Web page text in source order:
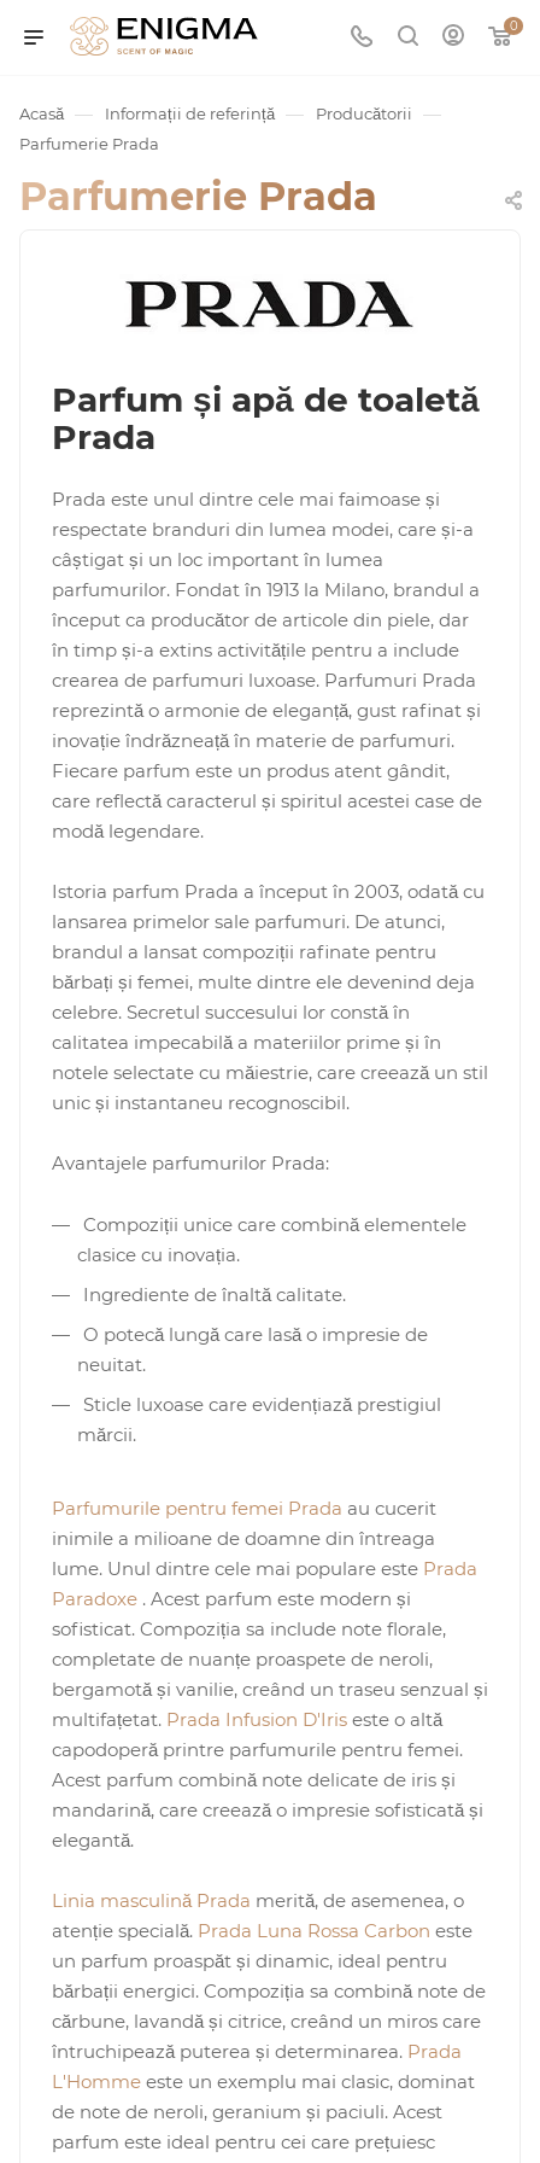
0
vândute
Acasă — Informații de referință — Producătorii —
Parfumerie Prada
Parfumerie Prada
Parfum și apă de toaletă
Prada
Prada este unul dintre cele mai faimoase și
respectate branduri din lumea modei, care și-a
câștigat și un loc important în lumea
parfumurilor. Fondat în 1913 la Milano, brandul a
început ca producător de articole din piele, dar
în timp și-a extins activitățile pentru a include
crearea de parfumuri luxoase. Parfumuri Prada
reprezintă o armonie de eleganță, gust rafinat și
inovație îndrăzneață în materie de parfumuri.
Fiecare parfum este un produs atent gândit,
care reflectă caracterul și spiritul acestei case de
modă legendare.
Istoria parfum Prada a început în 2003, odată cu
lansarea primelor sale parfumuri. De atunci,
brandul a lansat compoziții rafinate pentru
bărbați și femei, multe dintre ele devenind deja
celebre. Secretul succesului lor constă în
calitatea impecabilă a materiilor prime și în
notele selectate cu măiestrie, care creează un stil
unic și instantaneu recognoscibil.
Avantajele parfumurilor Prada:
Compoziții unice care combină elementele
clasice cu inovația.
Ingrediente de înaltă calitate.
O potecă lungă care lasă o impresie de
neuitat.
Sticle luxoase care evidențiază prestigiul
mărcii.
Parfumurile pentru femei Prada au cucerit
inimile a milioane de doamne din întreaga
lume. Unul dintre cele mai populare este Prada
Paradoxe. Acest parfum este modern și
sofisticat. Compoziția sa include note florale,
completate de nuanțe proaspete de neroli,
bergamotă și vanilie, creând un traseu senzual și
multifațetat. Prada Infusion D'Iriseste o altă
capodoperă printre parfumurile pentru femei.
Acest parfum combină note delicate de iris și
mandarină, care creează o impresie sofisticată și
elegantă.
Linia masculină Prada merită, de asemenea, o
atenție specială. Prada Luna Rossa Carbon este
un parfum proaspăt și dinamic, ideal pentru
bărbații energici. Compoziția sa combină note de
cărbune, lavandă și citrice, creând un miros care
întruchipează puterea și determinarea. Prada
L'Hommeeste un exemplu mai clasic, dominat
de note de neroli, geranium și paciuli. Acest
parfum este ideal pentru cei care prețuiesc